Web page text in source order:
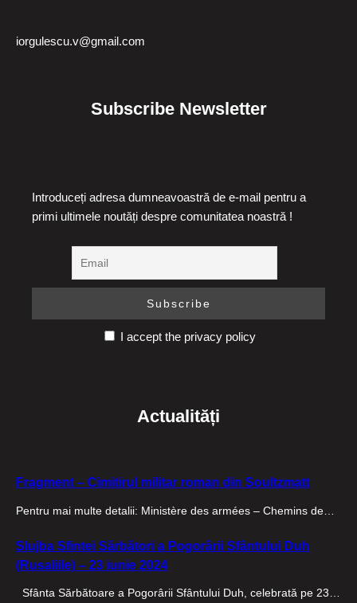
iorgulescu.v@gmail.com
Subscribe Newsletter
Introduceți adresa dumneavoastră de e-mail pentru a
primi ultimele noutăți despre comunitatea noastră !
I accept the privacy policy
Actualități
Fragment – Cimitirul militar roman din Soultzmatt
Pentru mai multe detalii: Ministère des armées – Chemins de…
Slujba Sfintei Sărbători a Pogorârii Sfântului Duh
(Rusaliile) – 23 iunie 2024
Sfânta Sărbătoare a Pogorârii Sfântului Duh, celebrată pe 23…